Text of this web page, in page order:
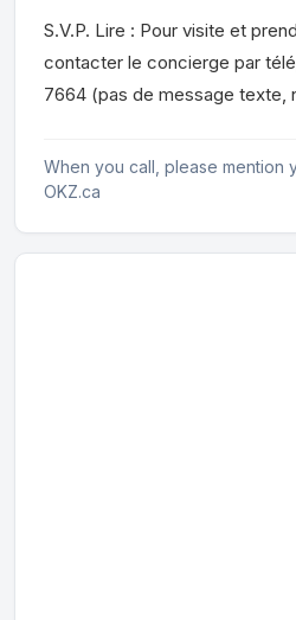
S.V.P. Lire : Pour visite et
contacter le concierge par
7664 (pas de message texte,
When you call, please mention
OKZ.ca